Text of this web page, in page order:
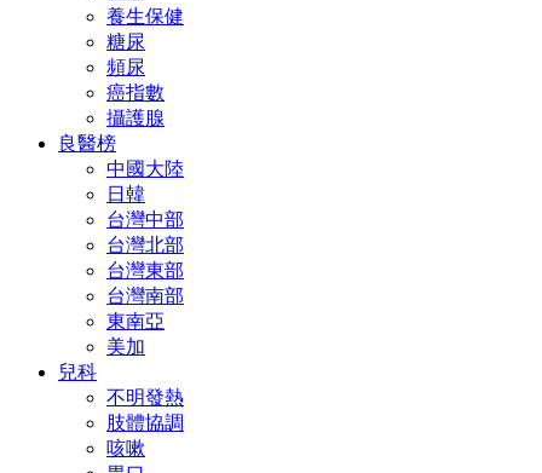
養生保健
糖尿
頻尿
癌指數
攝護腺
良醫榜
中國大陸
日韓
台灣中部
台灣北部
台灣東部
台灣南部
東南亞
美加
兒科
不明發熱
肢體協調
咳嗽